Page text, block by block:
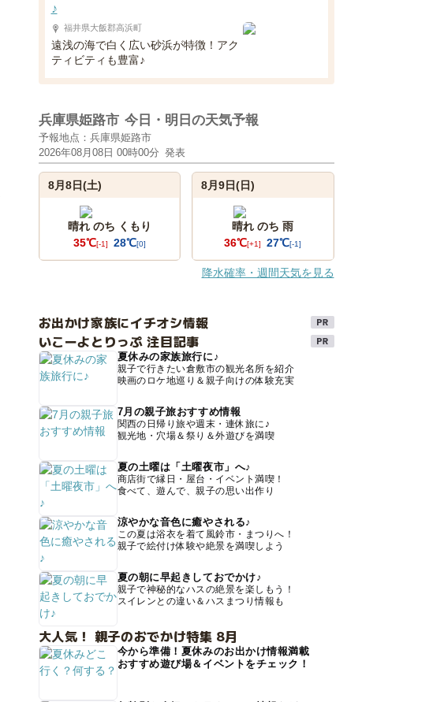
♪
福井県大飯郡高浜町
遠浅の海で白く広い砂浜が特徴！アク
ティビティも豊富♪
兵庫県姫路市 今日・明日の天気予報
予報地点：兵庫県姫路市
2026年08月08日 00時00分 発表
8月8日(土)
晴れ のち くもり
35℃[-1] 28℃[0]
8月9日(日)
晴れ のち 雨
36℃[+1] 27℃[-1]
降水確率・週間天気を見る
お出かけ家族にイチオシ情報
いこーよとりっぷ 注目記事
夏休みの家族旅行に♪
親子で行きたい倉敷市の観光名所を紹介
映画のロケ地巡り＆親子向けの体験充実
7月の親子旅おすすめ情報
関西の日帰り旅や週末・連休旅に♪
観光地・穴場＆祭り＆外遊びを満喫
夏の土曜は「土曜夜市」へ♪
商店街で縁日・屋台・イベント満喫！
食べて、遊んで、親子の思い出作り
涼やかな音色に癒やされる♪
この夏は浴衣を着て風鈴市・まつりへ！
親子で絵付け体験や絶景を満喫しよう
夏の朝に早起きしておでかけ♪
親子で神秘的なハスの絶景を楽しもう！
スイレンとの違い＆ハスまつり情報も
大人気！ 親子のおでかけ特集 8月
今から準備！夏休みのお出かけ情報満載
おすすめ遊び場＆イベントをチェック！